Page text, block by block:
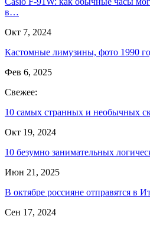
в…
Окт 7, 2024
Кастомные лимузины, фото 1990
Фев 6, 2025
Свежее:
10 cамых странных и необычных
Окт 19, 2024
10 безумно занимательных
Июн 21, 2025
В октябре россияне отправятся
Сен 17, 2024